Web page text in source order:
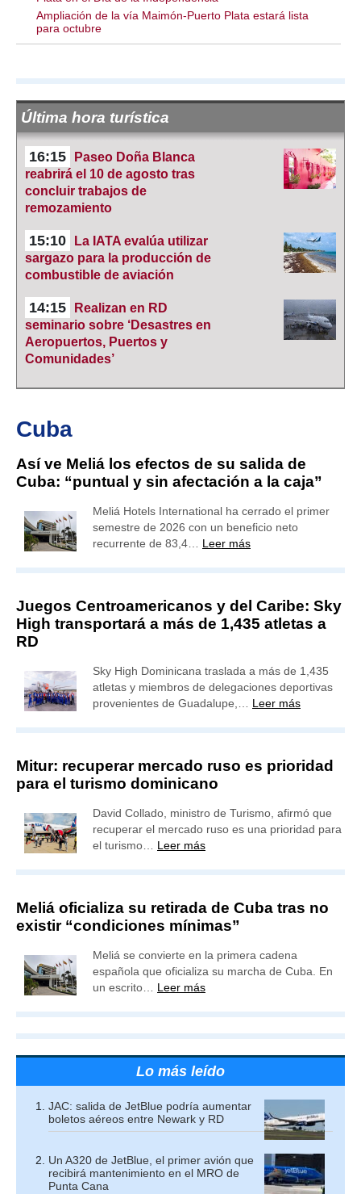
Ampliación de la vía Maimón-Puerto Plata estará lista
para octubre
Última hora turística
16:15
Paseo Doña Blanca
reabrirá el 10 de agosto tras
concluir trabajos de
remozamiento
15:10
La IATA evalúa utilizar
sargazo para la producción de
combustible de aviación
14:15
Realizan en RD
seminario sobre ‘Desastres en
Aeropuertos, Puertos y
Comunidades’
Cuba
Así ve Meliá los efectos de su salida de
Cuba: “puntual y sin afectación a la caja”
Meliá Hotels International ha cerrado el primer
semestre de 2026 con un beneficio neto
recurrente de 83,4… Leer más
Juegos Centroamericanos y del Caribe: Sky
High transportará a más de 1,435 atletas a
RD
Sky High Dominicana traslada a más de 1,435
atletas y miembros de delegaciones deportivas
provenientes de Guadalupe,… Leer más
Mitur: recuperar mercado ruso es prioridad
para el turismo dominicano
David Collado, ministro de Turismo, afirmó que
recuperar el mercado ruso es una prioridad para
el turismo… Leer más
Meliá oficializa su retirada de Cuba tras no
existir “condiciones mínimas”
Meliá se convierte en la primera cadena
española que oficializa su marcha de Cuba. En
un escrito… Leer más
Lo más leído
JAC: salida de JetBlue podría aumentar
boletos aéreos entre Newark y RD
Un A320 de JetBlue, el primer avión que
recibirá mantenimiento en el MRO de
Punta Cana